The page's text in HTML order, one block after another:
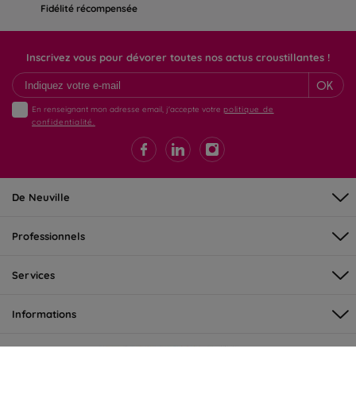
Fidélité récompensée
Inscrivez vous pour dévorer toutes nos actus croustillantes !
OK
En renseignant mon adresse email, j'accepte votre politique de
confidentialité.
De Neuville
Professionnels
Services
Informations